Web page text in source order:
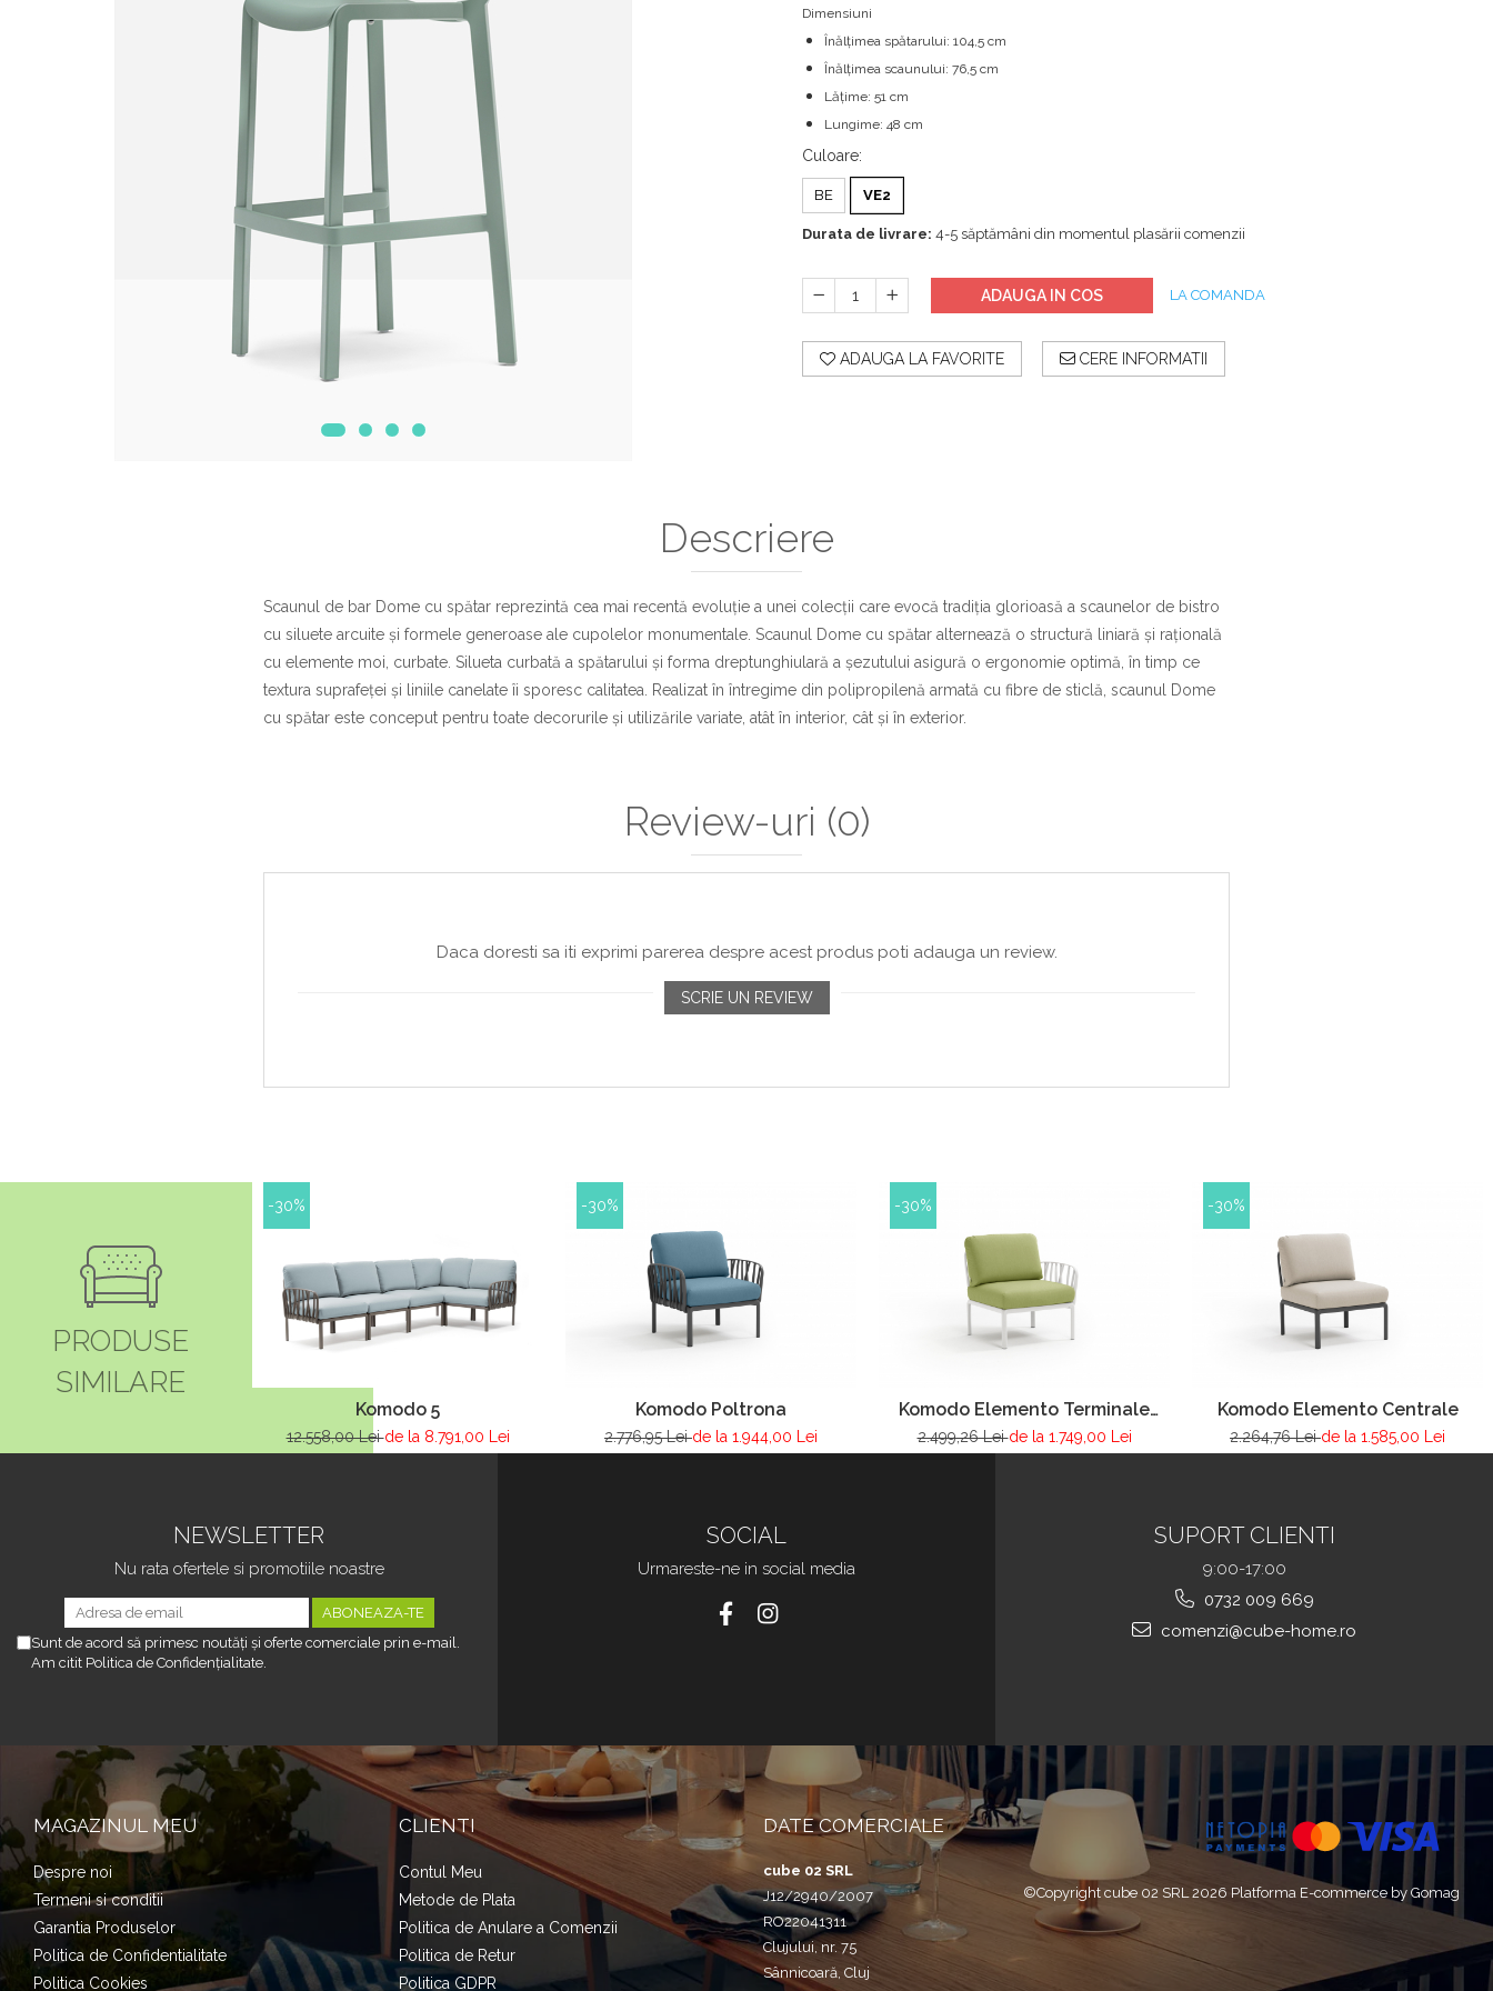
Dimensiuni
Înălțimea spătarului: 104,5 cm
Înălțimea scaunului: 76,5 cm
Lățime: 51 cm
Lungime: 48 cm
Culoare:
BE VE2
Durata de livrare: 4-5 săptămâni din momentul plasării comenzii
ADAUGA IN COS LA COMANDA
ADAUGA LA FAVORITE CERE INFORMATII
Descriere
Scaunul de bar Dome cu spătar reprezintă cea mai recentă evoluție a unei colecții care evocă tradiția glorioasă a scaunelor de bistro
cu siluete arcuite și formele generoase ale cupolelor monumentale. Scaunul Dome cu spătar alternează o structură liniară și rațională
cu elemente moi, curbate. Silueta curbată a spătarului și forma dreptunghiulară a șezutului asigură o ergonomie optimă, în timp ce
textura suprafeței și liniile canelate îi sporesc calitatea. Realizat în întregime din polipropilenă armată cu fibre de sticlă, scaunul Dome
cu spătar este conceput pentru toate decorurile și utilizările variate, atât în interior, cât și în exterior.
Review-uri (0)
Daca doresti sa iti exprimi parerea despre acest produs poti adauga un review.
SCRIE UN REVIEW
PRODUSE
SIMILARE
-30%
Komodo 5
12.558,00 Leide la 8.791,00 Lei
-30%
Komodo Poltrona
2.776,95 Leide la 1.944,00 Lei
-30%
Komodo Elemento Terminale
DX/SX
2.499,26 Leide la 1.749,00 Lei
-30%
Komodo Elemento Centrale
2.264,76 Leide la 1.585,00 Lei
NEWSLETTER
Nu rata ofertele si promotiile noastre
Sunt de acord să primesc noutăți și oferte comerciale prin e-mail.
Am citit Politica de Confidențialitate.
SOCIAL
Urmareste-ne in social media
SUPORT CLIENTI
9:00-17:00
0732 009 669
comenzi@cube-home.ro
MAGAZINUL MEU
Despre noi
Termeni si conditii
Garantia Produselor
Politica de Confidentialitate
Politica Cookies
CLIENTI
Contul Meu
Metode de Plata
Politica de Anulare a Comenzii
Politica de Retur
Politica GDPR
DATE COMERCIALE
cube 02 SRL
J12/2940/2007
RO22041311
Clujului, nr. 75
Sânnicoară, Cluj
©Copyright cube 02 SRL 2026 Platforma E-commerce by Gomag